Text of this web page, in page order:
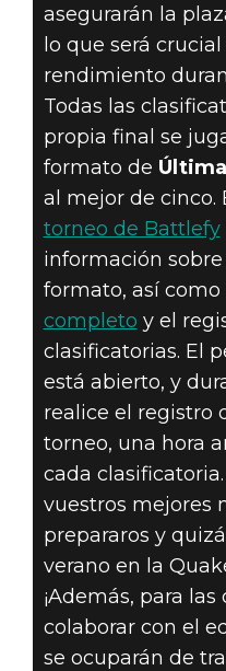
asegurarán la
lo que será
rendimiento
Todas las
propia final se
formato de
al mejor de cinco.
torneo de Battlefy
información
formato, así como
completo y el
clasificatorias. El
está abierto, y
realice el registro
torneo, una hora
cada
vuestros mejores
prepararos y
verano en la
¡Además, para
colaborar con el
se ocuparán de